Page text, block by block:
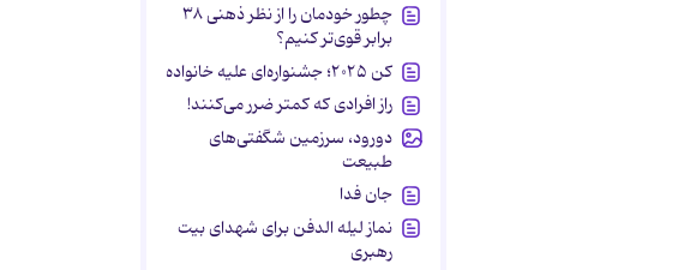
چطور خودمان را از نظر ذهنی ۳۸
برابر قوی‌تر کنیم؟
کن ۲۰۲۵؛ جشنواره‌ای علیه خانواده
راز افرادی که کمتر ضرر می‌کنند!
دورود، سرزمین شگفتی‌های
طبیعت
جان فدا
نماز لیله الدفن برای شهدای بیت
رهبری